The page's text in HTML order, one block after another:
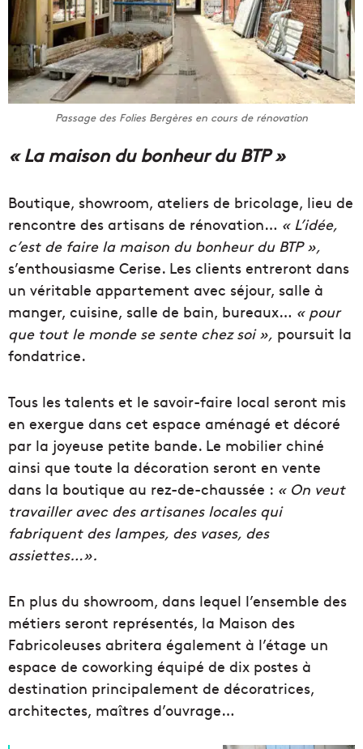
Passage des Folies Bergères en cours de rénovation
« La maison du bonheur du BTP »
Boutique, showroom, ateliers de bricolage, lieu de
rencontre des artisans de rénovation… « L’idée,
c’est de faire la maison du bonheur du BTP »,
s’enthousiasme Cerise. Les clients entreront dans
un véritable appartement avec séjour, salle à
manger, cuisine, salle de bain, bureaux… « pour
que tout le monde se sente chez soi », poursuit la
fondatrice.
Tous les talents et le savoir-faire local seront mis
en exergue dans cet espace aménagé et décoré
par la joyeuse petite bande. Le mobilier chiné
ainsi que toute la décoration seront en vente
dans la boutique au rez-de-chaussée : « On veut
travailler avec des artisanes locales qui
fabriquent des lampes, des vases, des
assiettes…».
En plus du showroom, dans lequel l’ensemble des
métiers seront représentés, la Maison des
Fabricoleuses abritera également à l’étage un
espace de coworking équipé de dix postes à
destination principalement de décoratrices,
architectes, maîtres d’ouvrage…